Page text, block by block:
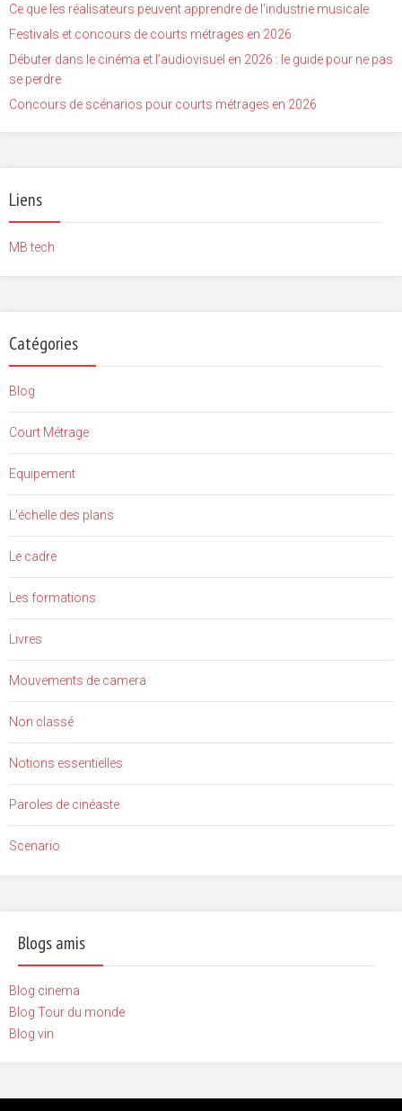
Ce que les réalisateurs peuvent apprendre de l’industrie musicale
Festivals et concours de courts métrages en 2026
Débuter dans le cinéma et l’audiovisuel en 2026 : le guide pour ne pas
se perdre
Concours de scénarios pour courts métrages en 2026
Liens
MB tech
Catégories
Blog
Court Métrage
Equipement
L'échelle des plans
Le cadre
Les formations
Livres
Mouvements de camera
Non classé
Notions essentielles
Paroles de cinéaste
Scenario
Blogs amis
Blog cinema
Blog Tour du monde
Blog vin